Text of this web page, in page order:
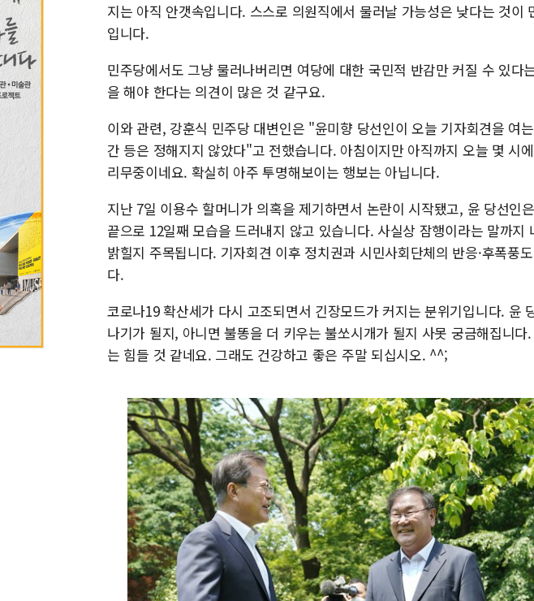
지는 아직 안갯속입니다. 스스로 의원직에서 물러날 가능성은 낮다는 것이
입니다.
민주당에서도 그냥 물러나버리면 여당에 대한 국민적 반감만 커질 수 있다
을 해야 한다는 의견이 많은 것 같구요.
이와 관련, 강훈식 민주당 대변인은 "윤미향 당선인이 오늘 기자회견을 여
간 등은 정해지지 않았다"고 전했습니다. 아침이지만 아직까지 오늘 몇 시
리무중이네요. 확실히 아주 투명해보이는 행보는 아닙니다.
지난 7일 이용수 할머니가 의혹을 제기하면서 논란이 시작됐고, 윤 당선인
끝으로 12일째 모습을 드러내지 않고 있습니다. 사실상 잠행이라는 말까지
밝힐지 주목됩니다. 기자회견 이후 정치권과 시민사회단체의 반응·후폭풍
다.
코로나19 확산세가 다시 고조되면서 긴장모드가 커지는 분위기입니다. 윤
나기가 될지, 아니면 불똥을 더 키우는 불쏘시개가 될지 사못 궁금해집니
는 힘들 것 같네요. 그래도 건강하고 좋은 주말 되십시오. ^^;